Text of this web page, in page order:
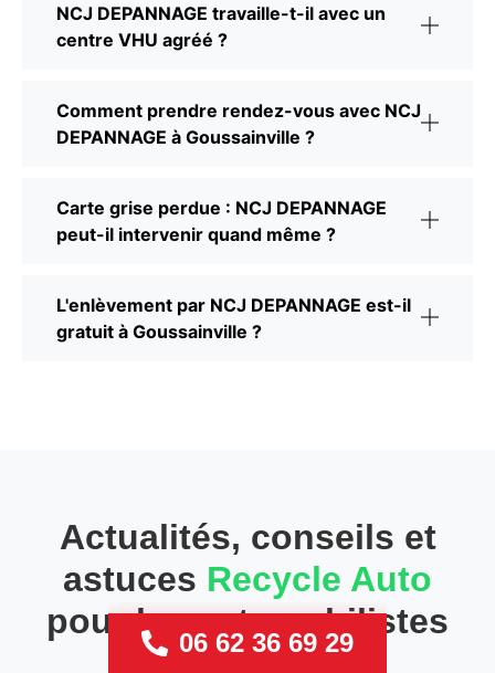
NCJ DEPANNAGE travaille-t-il avec un
centre VHU agréé ?
Comment prendre rendez-vous avec NCJ
DEPANNAGE à Goussainville ?
Carte grise perdue : NCJ DEPANNAGE
peut-il intervenir quand même ?
L'enlèvement par NCJ DEPANNAGE est-il
gratuit à Goussainville ?
Actualités, conseils et
astuces Recycle Auto
pour les automobilistes
06 62 36 69 29